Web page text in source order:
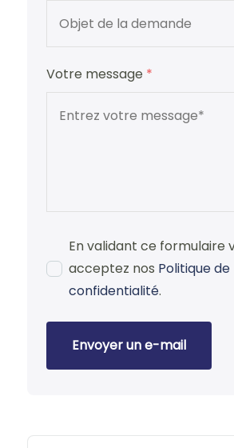
Votre message *
En validant ce formulaire
acceptez nos Politique de
confidentialité.
Envoyer un e-mail